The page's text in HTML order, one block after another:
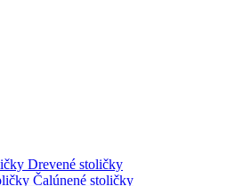
Drevené stoličky
Čalúnené stoličky